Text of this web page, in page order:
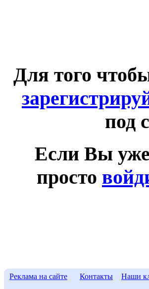
Для того
под
Если Вы уже
просто
Реклама на сайте Контакты Наши